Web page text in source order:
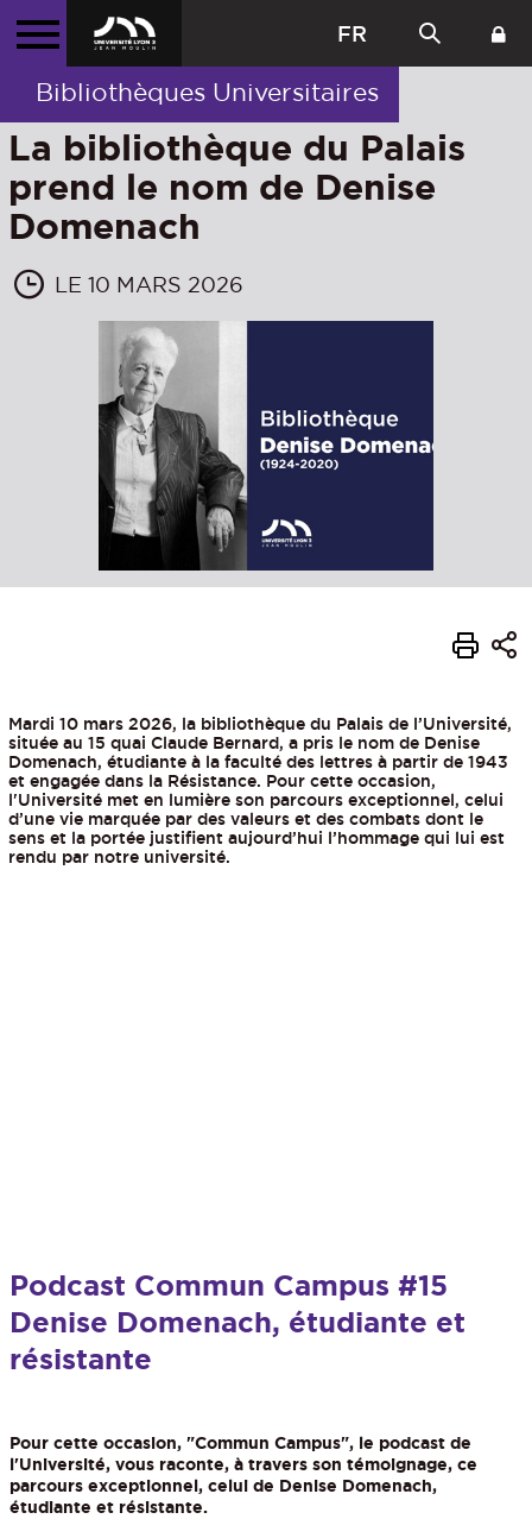
FR
Bibliothèques Universitaires
La bibliothèque du Palais
prend le nom de Denise
Domenach
LE 10 MARS 2026
Mardi 10 mars 2026, la bibliothèque du Palais de l’Université,
située au 15 quai Claude Bernard, a pris le nom de Denise
Domenach, étudiante à la faculté des lettres à partir de 1943
et engagée dans la Résistance. Pour cette occasion,
l'Université met en lumière son parcours exceptionnel, celui
d’une vie marquée par des valeurs et des combats dont le
sens et la portée justifient aujourd’hui l’hommage qui lui est
rendu par notre université.
Podcast Commun Campus #15
Denise Domenach, étudiante et
résistante
Pour cette occasion, "Commun Campus", le podcast de
l'Université, vous raconte, à travers son témoignage, ce
parcours exceptionnel, celui de Denise Domenach,
étudiante et résistante.